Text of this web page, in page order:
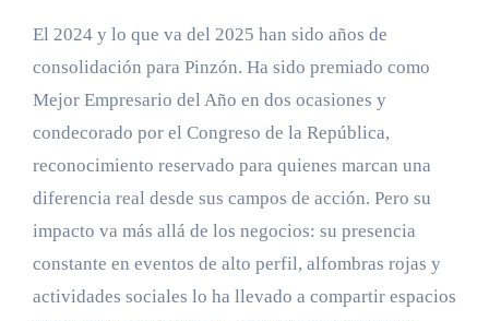
El 2024 y lo que va del 2025 han sido años de
consolidación para Pinzón. Ha sido premiado como
Mejor Empresario del Año en dos ocasiones y
condecorado por el Congreso de la República,
reconocimiento reservado para quienes marcan una
diferencia real desde sus campos de acción. Pero su
impacto va más allá de los negocios: su presencia
constante en eventos de alto perfil, alfombras rojas y
actividades sociales lo ha llevado a compartir espacios